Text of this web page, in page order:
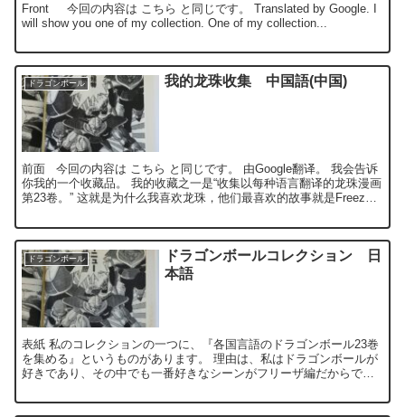
Front 今回の内容は こちら と同じです。 Translated by Google. I
will show you one of my collection. One of my collection...
ドラゴンボール 我的龙珠收集 中国語(中国)
前面 今回の内容は こちら と同じです。 由Google翻译。 我会告诉
你我的一个收藏品。 我的收藏之一是“收集以每种语言翻译的龙珠漫画
第23卷。” 这就是为什么我喜欢龙珠，他们最喜欢的故事就是Freeza
ドラゴンボール
ドラゴンボールコレクション 日
本語
表紙 私のコレクションの一つに、『各国言語のドラゴンボール23巻
を集める』というものがあります。 理由は、私はドラゴンボールが
好きであり、その中でも一番好きなシーンがフリーザ編だからで